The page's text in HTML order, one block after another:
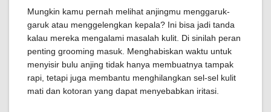
Mungkin kamu pernah melihat anjingmu menggaruk-
garuk atau menggelengkan kepala? Ini bisa jadi tanda
kalau mereka mengalami masalah kulit. Di sinilah peran
penting grooming masuk. Menghabiskan waktu untuk
menyisir bulu anjing tidak hanya membuatnya tampak
rapi, tetapi juga membantu menghilangkan sel-sel kulit
mati dan kotoran yang dapat menyebabkan iritasi.